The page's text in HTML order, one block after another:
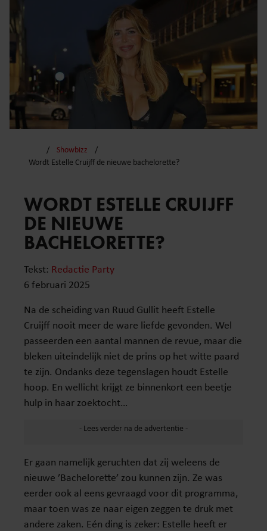
Showbizz
Wordt Estelle Cruijff de nieuwe bachelorette?
WORDT ESTELLE CRUIJFF
DE NIEUWE
BACHELORETTE?
Tekst: Redactie Party
6 februari 2025
Na de scheiding van Ruud Gullit heeft Estelle
Cruijff nooit meer de ware liefde gevonden. Wel
passeerden een aantal mannen de revue, maar die
bleken uiteindelijk niet de prins op het witte paard
te zijn. Ondanks deze tegenslagen houdt Estelle
hoop. En wellicht krijgt ze binnenkort een beetje
hulp in haar zoektocht…
Er gaan namelijk geruchten dat zij weleens de
nieuwe ’Bachelorette’ zou kunnen zijn. Ze was
eerder ook al eens gevraagd voor dit programma,
maar toen was ze naar eigen zeggen te druk met
andere zaken. Eén ding is zeker: Estelle heeft er